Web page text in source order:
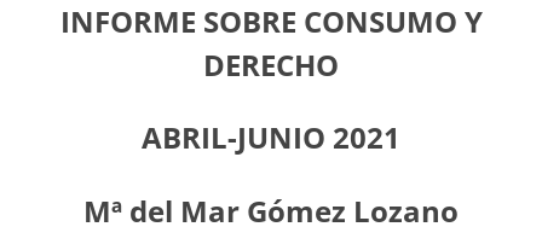
INFORME SOBRE CONSUMO Y
DERECHO
ABRIL-JUNIO 2021
Mª del Mar Gómez Lozano